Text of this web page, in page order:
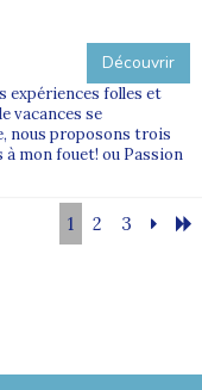
Découvrir
expériences folles et
vacances se
nous proposons trois
à mon fouet! ou Passion
1 2 3